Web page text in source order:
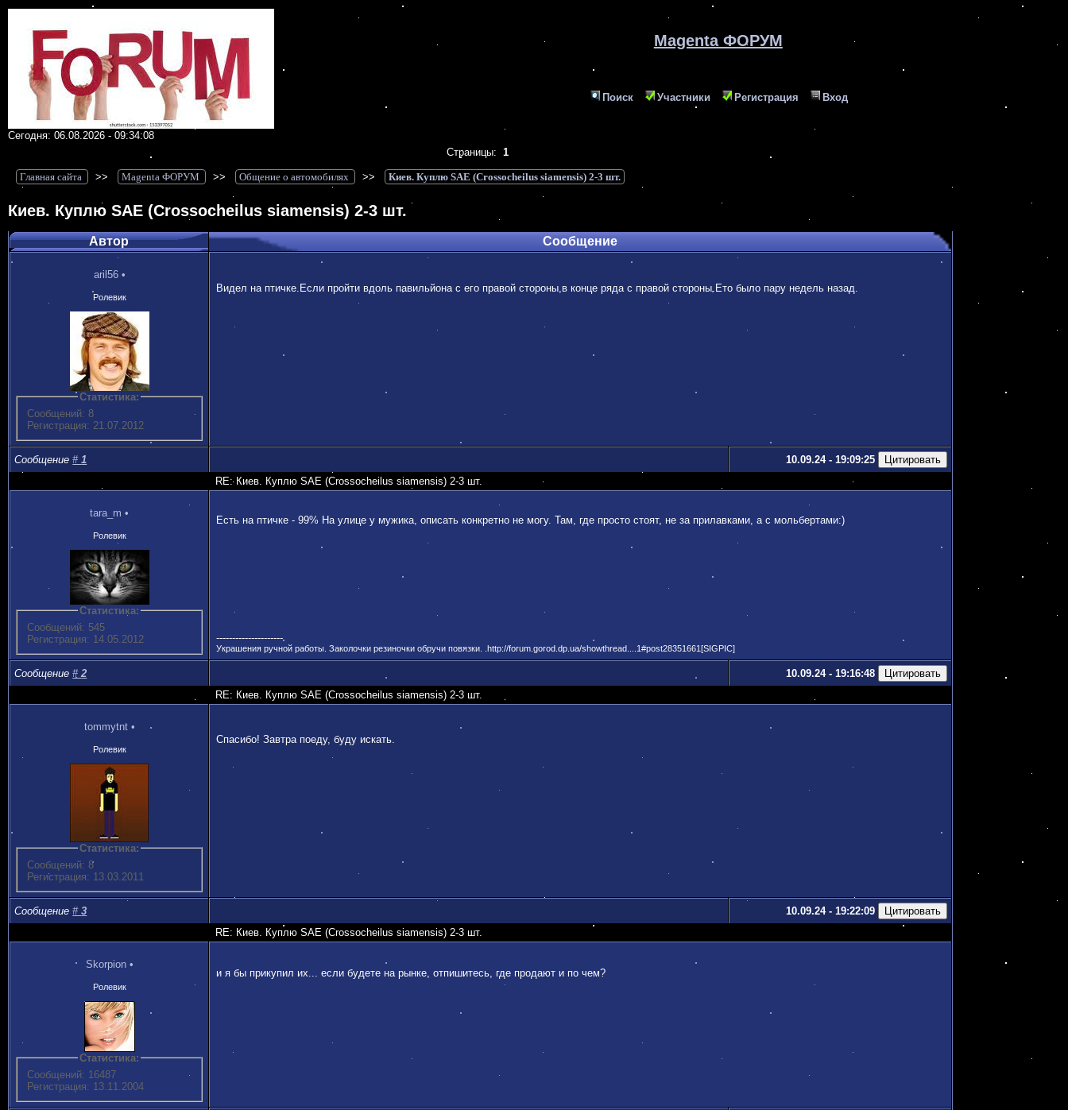
Magenta ФОРУМ
Поиск Участники Регистрация Вход
Сегодня: 06.08.2026 - 09:34:08
Страницы: 1
Главная сайта >> Magenta ФОРУМ >> Общение о автомобилях >> Киев. Куплю SAE (Crossocheilus siamensis) 2-3 шт.
Киев. Куплю SAE (Crossocheilus siamensis) 2-3 шт.
Автор Сообщение
aril56 •
Ролевик
Статистика:
Сообщений: 8
Регистрация: 21.07.2012
Видел на птичке.Если пройти вдоль павильйона с его правой стороны,в конце ряда с правой стороны.Ето было пару недель назад.
Сообщение#1
10.09.24 - 19:09:25
RE: Киев. Куплю SAE (Crossocheilus siamensis) 2-3 шт.
tara_m •
Ролевик
Статистика:
Сообщений: 545
Регистрация: 14.05.2012
Есть на птичке - 99% На улице у мужика, описать конкретно не могу. Там, где просто стоят, не за прилавками, а с мольбертами:)
---------------------
Украшения ручной работы. Заколочки резиночки обручи повязки. .http://forum.gorod.dp.ua/showthread....1#post28351661[SIGPIC]
Сообщение#2
10.09.24 - 19:16:48
RE: Киев. Куплю SAE (Crossocheilus siamensis) 2-3 шт.
tommytnt •
Ролевик
Статистика:
Сообщений: 8
Регистрация: 13.03.2011
Спасибо! Завтра поеду, буду искать.
Сообщение#3
10.09.24 - 19:22:09
RE: Киев. Куплю SAE (Crossocheilus siamensis) 2-3 шт.
Skorpion •
Ролевик
Статистика:
Сообщений: 16487
Регистрация: 13.11.2004
и я бы прикупил их... если будете на рынке, отпишитесь, где продают и по чем?